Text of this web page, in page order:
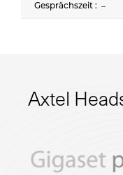
–
Axtel